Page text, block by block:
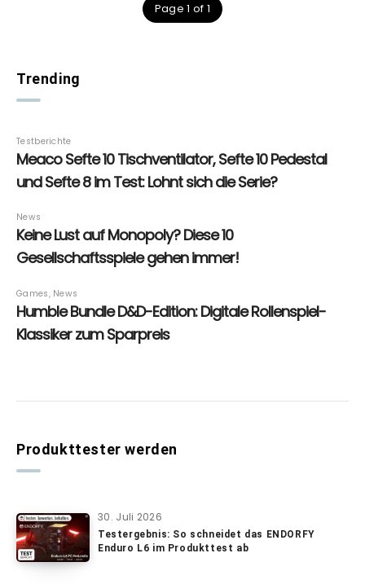
Page 1 of 1
Trending
Produkttester werden
30. Juli 2026
Testergebnis: So schneidet das ENDORFY
Enduro L6 im Produkttest ab